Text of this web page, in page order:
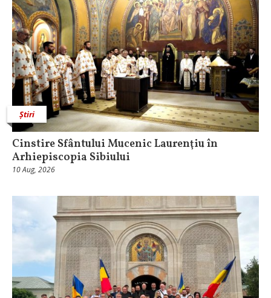
Știri
Cinstire Sfântului Mucenic Laurenţiu în
Arhiepiscopia Sibiului
10 Aug, 2026